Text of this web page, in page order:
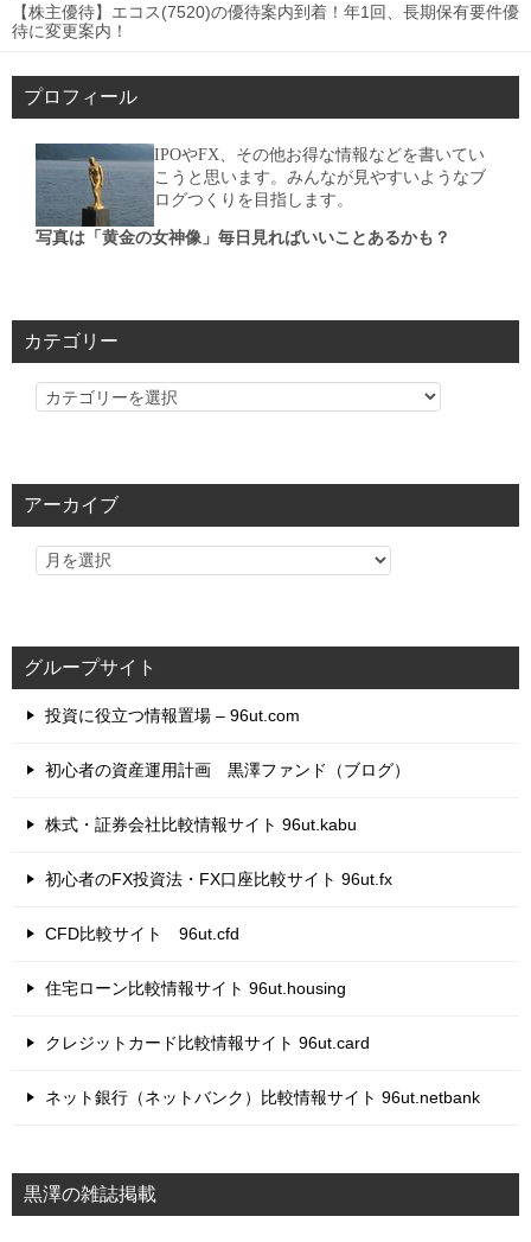
【株主優待】エコス(7520)の優待案内到着！年1回、長期保有要件優
待に変更案内！
プロフィール
IPOやFX、その他お得な情報などを書いてい
こうと思います。みんなが見やすいようなブ
ログつくりを目指します。
写真は「黄金の女神像」毎日見ればいいことあるかも？
カテゴリー
カ
リ
アーカイブ
グループサイト
投資に役立つ情報置場 – 96ut.com
初心者の資産運用計画 黒澤ファンド（ブログ）
株式・証券会社比較情報サイト 96ut.kabu
初心者のFX投資法・FX口座比較サイト 96ut.fx
CFD比較サイト 96ut.cfd
住宅ローン比較情報サイト 96ut.housing
クレジットカード比較情報サイト 96ut.card
ネット銀行（ネットバンク）比較情報サイト 96ut.netbank
黒澤の雑誌掲載